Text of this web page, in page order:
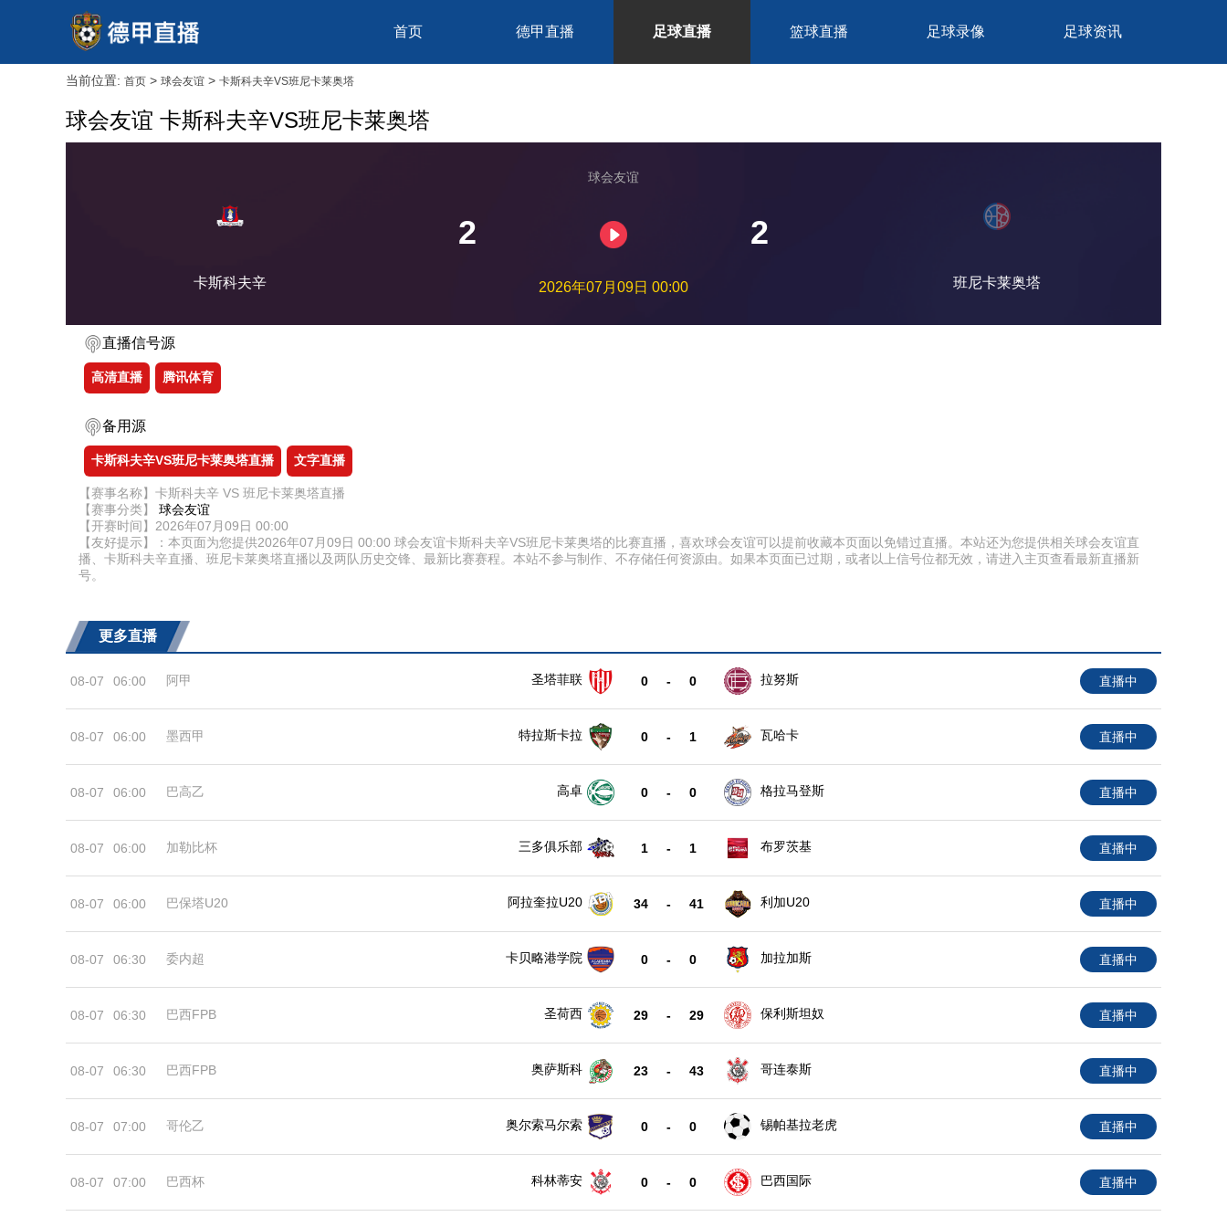
首页 德甲直播 足球直播 篮球直播 足球录像 足球资讯
当前位置: 首页 > 球会友谊 > 卡斯科夫辛VS班尼卡莱奥塔
球会友谊 卡斯科夫辛VS班尼卡莱奥塔
卡斯科夫辛
球会友谊
2 2
2026年07月09日 00:00 班尼卡莱奥塔
直播信号源
高清直播 腾讯体育
备用源
卡斯科夫辛VS班尼卡莱奥塔直播 文字直播
【赛事名称】卡斯科夫辛 VS 班尼卡莱奥塔直播
【赛事分类】 球会友谊
【开赛时间】2026年07月09日 00:00
【友好提示】：本页面为您提供2026年07月09日 00:00 球会友谊卡斯科夫辛VS班尼卡莱奥塔的比赛直播，喜欢球会友谊可以提前收藏本页面以免错过直播。本站还为您提供相关球会友谊直
播、卡斯科夫辛直播、班尼卡莱奥塔直播以及两队历史交锋、最新比赛赛程。本站不参与制作、不存储任何资源由。如果本页面已过期，或者以上信号位都无效，请进入主页查看最新直播新
号。
更多直播
08-07 06:00 阿甲 圣塔菲联 0 - 0 拉努斯 直播中
08-07 06:00 墨西甲 特拉斯卡拉 0 - 1 瓦哈卡 直播中
08-07 06:00 巴高乙 高卓 0 - 0 格拉马登斯 直播中
08-07 06:00 加勒比杯 三多俱乐部 1 - 1 布罗茨基 直播中
08-07 06:00 巴保塔U20 阿拉奎拉U20 34 - 41 利加U20 直播中
08-07 06:30 委内超 卡贝略港学院 0 - 0 加拉加斯 直播中
08-07 06:30 巴西FPB 圣荷西 29 - 29 保利斯坦奴 直播中
08-07 06:30 巴西FPB 奥萨斯科 23 - 43 哥连泰斯 直播中
08-07 07:00 哥伦乙 奥尔索马尔索 0 - 0 锡帕基拉老虎 直播中
08-07 07:00 巴西杯 科林蒂安 0 - 0 巴西国际 直播中